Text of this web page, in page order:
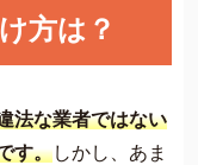
方は？
法な業者ではない
す。しかし、あま